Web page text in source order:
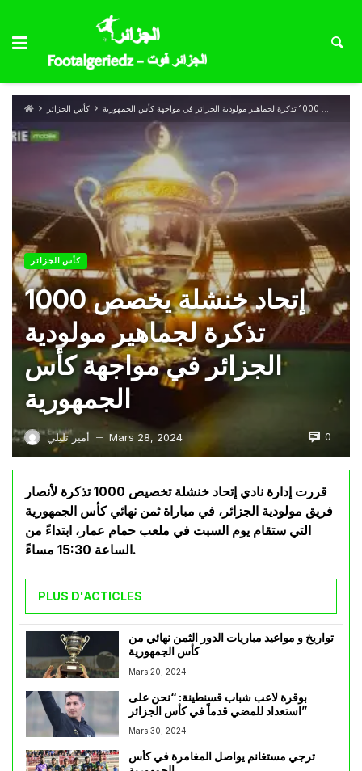
كأس الجزائر
كأس الجزائر
إتحاد خنشلة يخصص 1000
تذكرة لجماهير مولودية
الجزائر في مواجهة كأس
الجمهورية
أمير تليلي — Mars 28, 2024 0
قررت إدارة نادي إتحاد خنشلة تخصيص 1000 تذكرة لأنصار
فريق مولودية الجزائر، في مباراة ثمن نهائي كأس الجمهورية
التي ستقام يوم السبت في ملعب حمام عمار، ابتداءً من
الساعة 15:30 مساءً.
PLUS D'ACTICLES
تواريخ و مواعيد مباريات الدور الثمن نهائي من
كأس الجمهورية
Mars 20, 2024
بوقرة لاعب شباب قسنطينة: “نحن على
استعداد للمضي قدماً في كأس الجزائر”
Mars 30, 2024
ترجي مستغانم يواصل المغامرة في كأس